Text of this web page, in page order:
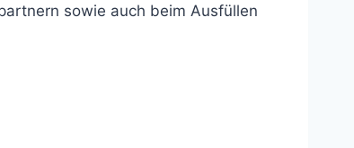
sowie auch beim Ausfüllen